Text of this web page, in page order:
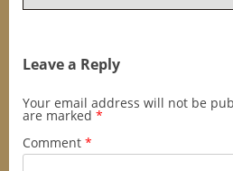
Leave a Reply
Your email address will not be
are marked *
Comment *